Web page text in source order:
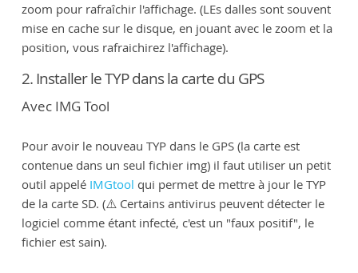
zoom pour rafraîchir l'affichage. (LEs dalles sont souvent
mise en cache sur le disque, en jouant avec le zoom et la
position, vous rafraichirez l'affichage).
2. Installer le TYP dans la carte du GPS
Avec IMG Tool
Pour avoir le nouveau TYP dans le GPS (la carte est
contenue dans un seul fichier img) il faut utiliser un petit
outil appelé IMGtool qui permet de mettre à jour le TYP
de la carte SD. (⚠️ Certains antivirus peuvent détecter le
logiciel comme étant infecté, c'est un "faux positif", le
fichier est sain).